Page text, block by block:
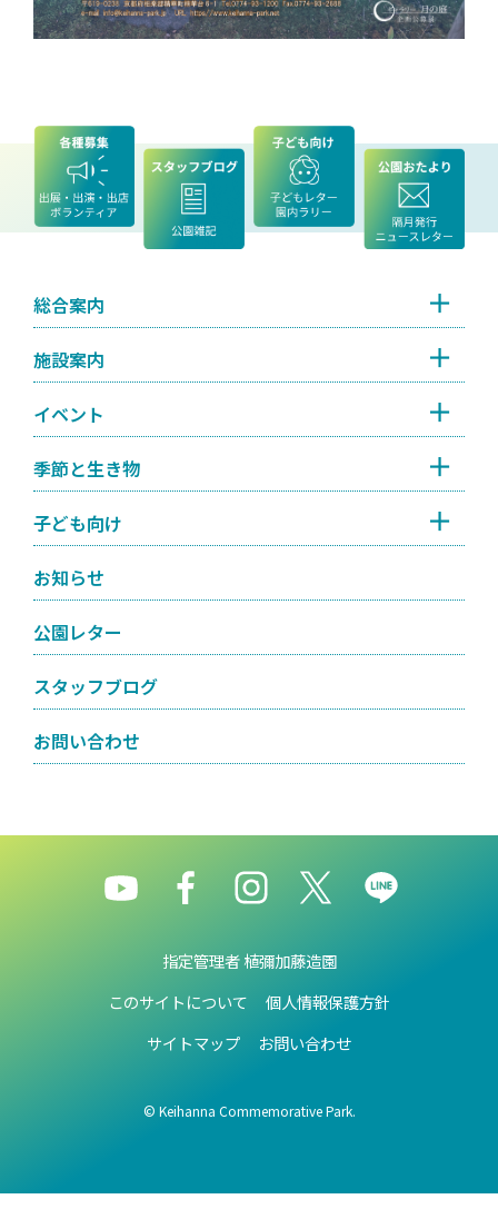
総合案内
施設案内
イベント
季節と生き物
子ども向け
お知らせ
公園レター
スタッフブログ
お問い合わせ
指定管理者 植彌加藤造園
このサイトについて
個人情報保護方針
サイトマップ
お問い合わせ
© Keihanna Commemorative Park.